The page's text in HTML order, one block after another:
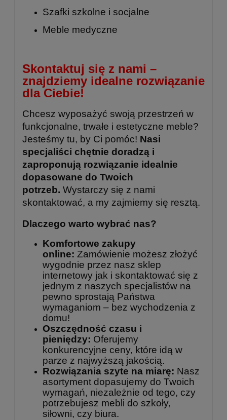
Szafki szkolne i socjalne
Meble medyczne
Skontaktuj się z nami –
znajdziemy idealne rozwiązanie
dla Ciebie!
Chcesz wyposażyć swoją przestrzeń w
funkcjonalne, trwałe i estetyczne meble?
Jesteśmy tu, by Ci pomóc! Nasi
specjaliści chętnie doradzą i
zaproponują rozwiązanie idealnie
dopasowane do Twoich
potrzeb. Wystarczy się z nami
skontaktować, a my zajmiemy się resztą.
Dlaczego warto wybrać nas?
Komfortowe zakupy
online: Zamówienie możesz złożyć
wygodnie przez nasz sklep
internetowy jak i skontaktować się z
jednym z naszych specjalistów na
pewno sprostają Państwa
wymaganiom – bez wychodzenia z
domu!
Oszczędność czasu i
pieniędzy: Oferujemy
konkurencyjne ceny, które idą w
parze z najwyższą jakością.
Rozwiązania szyte na miarę: Nasz
asortyment dopasujemy do Twoich
wymagań, niezależnie od tego, czy
potrzebujesz mebli do szkoły,
siłowni, czy biura.